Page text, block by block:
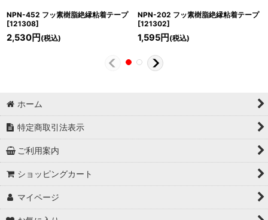
NPN-452 フッ素樹脂絶縁粘着テープ
[121308]
2,530円 (税込)
NPN-202 フッ素樹脂絶縁粘着テープ
[121302]
1,595円 (税込)
ホーム
特定商取引法表示
ご利用案内
ショッピングカート
マイページ